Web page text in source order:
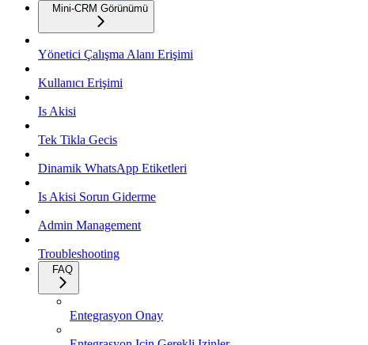
Mini-CRM Görünümü
Yönetici Çalışma Alanı Erişimi
Kullanıcı Erişimi
Is Akisi
Tek Tikla Gecis
Dinamik WhatsApp Etiketleri
Is Akisi Sorun Giderme
Admin Management
Troubleshooting
FAQ
Entegrasyon Onay